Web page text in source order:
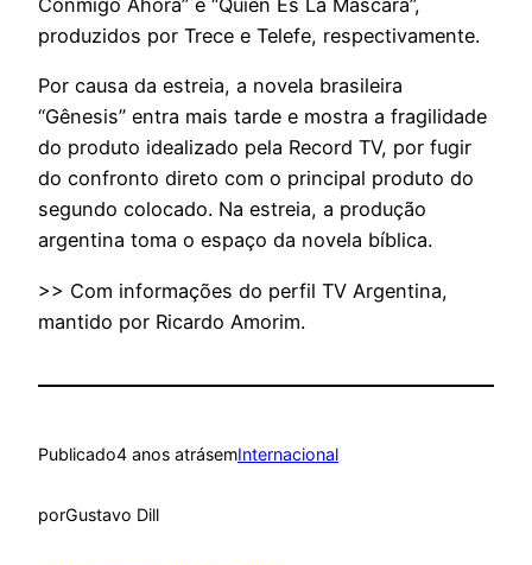
Conmigo Ahora” e “Quien Es La Máscara”,
produzidos por Trece e Telefe, respectivamente.
Por causa da estreia, a novela brasileira
“Gênesis” entra mais tarde e mostra a fragilidade
do produto idealizado pela Record TV, por fugir
do confronto direto com o principal produto do
segundo colocado. Na estreia, a produção
argentina toma o espaço da novela bíblica.
>> Com informações do perfil TV Argentina,
mantido por Ricardo Amorim.
Publicado4 anos atrásemInternacional
porGustavo Dill